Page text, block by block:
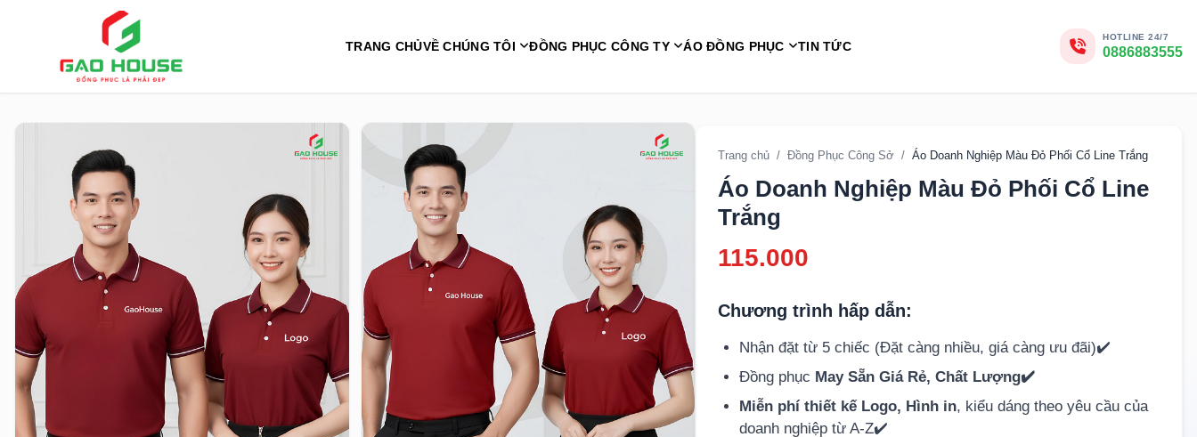
TRANG CHỦVỀ CHÚNG TÔI ĐỒNG PHỤC CÔNG TY ÁO ĐỒNG PHỤC TIN TỨC
HOTLINE 24/7
0886883555
Trang chủ / Đồng Phục Công Sở / Áo Doanh Nghiệp Màu Đỏ Phối Cổ Line Trắng
Áo Doanh Nghiệp Màu Đỏ Phối Cổ Line
Trắng
115.000
Chương trình hấp dẫn:
Nhận đặt từ 5 chiếc (Đặt càng nhiều, giá càng ưu đãi)✔️
Đồng phục May Sẵn Giá Rẻ, Chất Lượng✔️
Miễn phí thiết kế Logo, Hình in, kiểu dáng theo yêu cầu của
doanh nghiệp từ A-Z✔️